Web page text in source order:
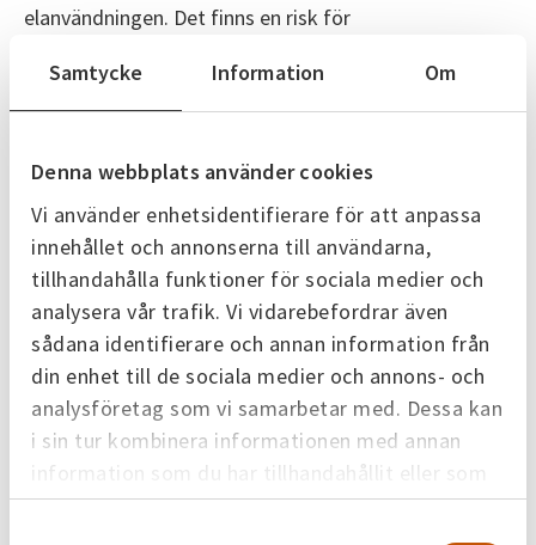
Samtycke Information Om
Denna webbplats använder cookies
Vi använder enhetsidentifierare för att anpassa
innehållet och annonserna till användarna,
tillhandahålla funktioner för sociala medier och
analysera vår trafik. Vi vidarebefordrar även
sådana identifierare och annan information från
din enhet till de sociala medier och annons- och
analysföretag som vi samarbetar med. Dessa kan
i sin tur kombinera informationen med annan
information som du har tillhandahållit eller som
de har samlat in när du har använt deras tjänster.
elanvändningen. Det finns en risk för
Svenska kraftnät bedömer att risken för effektbrist
har ökat, men från låga nivåer.
Kategorier
Skövde Energi
Senaste nytt
Alla nyheter